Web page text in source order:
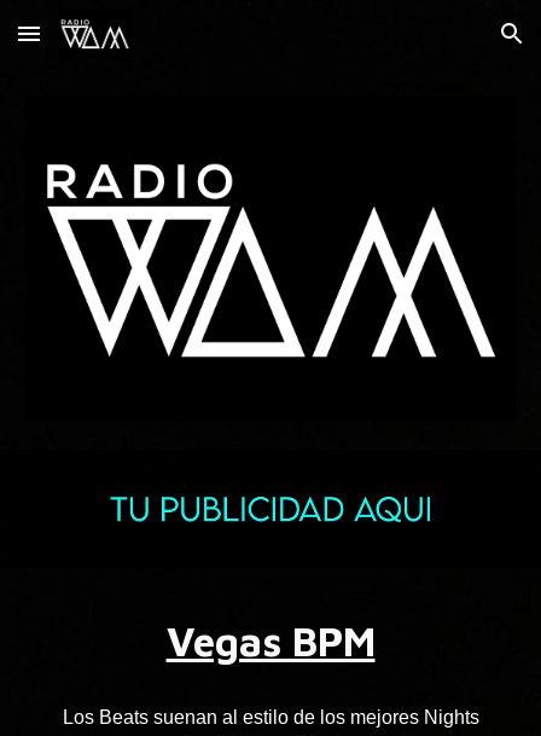
Skip to main content Skip to navigation
Vegas BPM
Los Beats suenan al estilo de los mejores Nights